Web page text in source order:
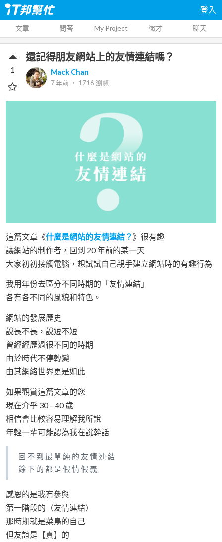
登入
文章 問答 My Project 徵才 聊天
還記得朋友網站上的友情連結嗎？
Mack Chan
7 年前 ‧ 1716 瀏覽
1
這篇文章《什麼是網站的友情連結？》很有趣
讓網站的制作者，回到 20 年前的某一天
大家初初接觸電腦，想試試自己親手建立網站時的有趣行為
我用年份去區分不同時期的「友情連結」
各有各不同的風貌和特色。
網站的發展歷史
說長不長，說短不短
曾經經歷過很不同的時期
由於時代不停轉變
由其網絡世界更是如此
如果觀賞這篇文章的您
現在介乎 30 – 40 歲
相信會比較容易理解我所說
年輕一輩可能認為我在說幹話
回 不 到 最 單 純 的 友 情 連 結
餘 下 的 都 是 假 情 假 義
感恩的是我有參與
第一階段的（友情連結）
那時期就是菜鳥的自己
但友誼是【真】的